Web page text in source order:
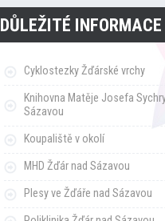
DŮLEŽITÉ INFORMACE
Cyklostezky Žďárské vrchy
Knihovna Matěje Josefa
Sázavou
Koupaliště v okolí
MHD Žďár nad Sázavou
Plesy ve Žďáře nad Sázavou